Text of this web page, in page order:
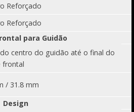
Reforçado
Reforçado
para Guidão
centro do guidão até o final do
frontal
/ 31.8 mm
Design